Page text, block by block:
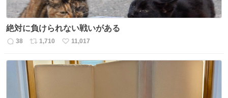
絶対に負けられない戦いがある
返
38
リ
ス
ト
数
1,710
い
ね
11,017